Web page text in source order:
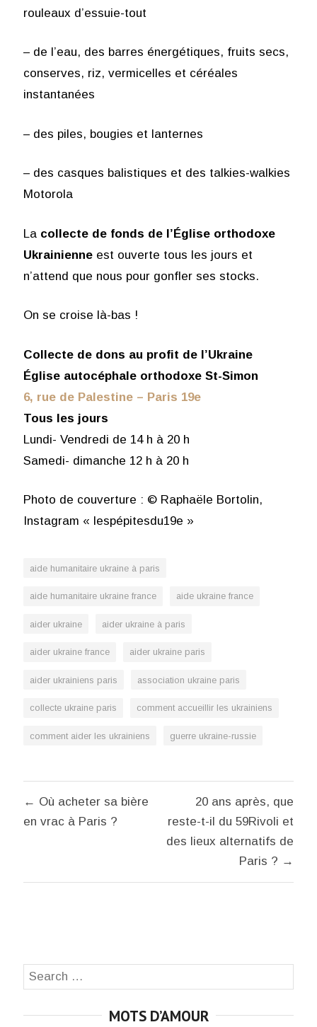
rouleaux d’essuie-tout
– de l’eau, des barres énergétiques, fruits secs,
conserves, riz, vermicelles et céréales
instantanées
– des piles, bougies et lanternes
– des casques balistiques et des talkies-walkies
Motorola
La collecte de fonds de l’Église orthodoxe
Ukrainienneest ouverte tous les jours et
n’attend que nous pour gonfler ses stocks.
On se croise là-bas !
Collecte de dons au profit de l’Ukraine
Église autocéphale orthodoxe St-Simon
6, rue de Palestine – Paris 19e
Tous les jours
Lundi- Vendredi de 14 h à 20 h
Samedi- dimanche 12 h à 20 h
Photo de couverture : © Raphaële Bortolin,
Instagram « lespépitesdu19e »
aide humanitaire ukraine à paris
aide humanitaire ukraine france aide ukraine france
aider ukraine aider ukraine à paris
aider ukraine france aider ukraine paris
aider ukrainiens paris association ukraine paris
collecte ukraine paris comment accueillir les ukrainiens
comment aider les ukrainiens guerre ukraine-russie
Navigation
de
← Où acheter sa bière
en vrac à Paris ?
20 ans après, que
reste-t-il du 59Rivoli et
des lieux alternatifs de
Paris ? →
Search
MOTS D’AMOUR